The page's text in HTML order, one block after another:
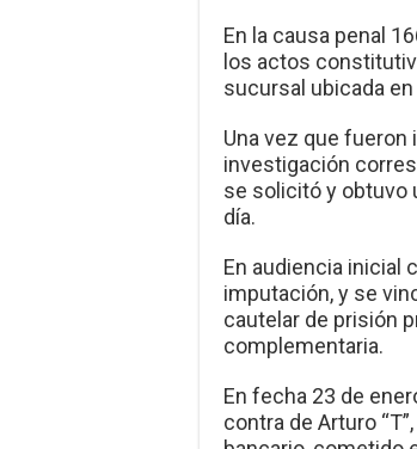
En la causa penal
los actos
sucursal ubicada en
Una vez que fueron
investigación
se solicitó y obtuvo
día.
En audiencia inicial
imputación, y se
cautelar de prisión
complementaria.
En fecha 23 de
contra de Arturo